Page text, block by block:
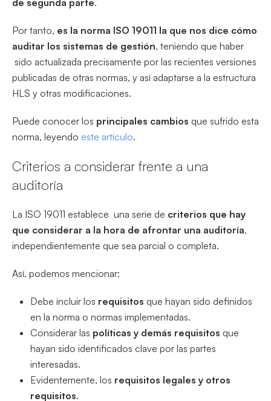
Por tanto, es la norma ISO 19011 la que nos dice cómo
auditar los sistemas de gestión, teniendo que haber
sido actualizada precisamente por las recientes versiones
publicadas de otras normas, y así adaptarse a la estructura
HLS y otras modificaciones.
Puede conocer los principales cambios que sufrido esta
norma, leyendo este artículo.
Criterios a considerar frente a una
auditoría
La ISO 19011 establece una serie de criterios que hay
que considerar a la hora de afrontar una auditoría,
independientemente que sea parcial o completa.
Así, podemos mencionar:
Debe incluir los requisitos que hayan sido definidos
en la norma o normas implementadas.
Considerar las políticas y demás requisitos que
hayan sido identificados clave por las partes
interesadas.
Evidentemente, los requisitos legales y otros
requisitos.